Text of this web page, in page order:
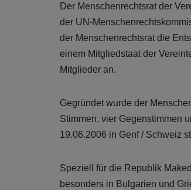
Der Menschenrechtsrat der
der UN-
der Menschenrechtsrat die
einem Mitgliedstaat der
Mitglieder an.
Gegründet wurde der
Stimmen, vier Gegenstimmen
19.06.2006 in Genf / Schweiz
Speziell für die Republik
besonders in Bulgarien und